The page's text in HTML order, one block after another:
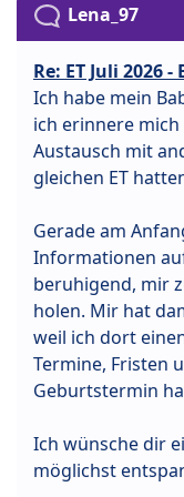
Lena_97
Re: ET Juli 2026
Ich habe mein
ich erinnere
Austausch mit
gleichen ET
Gerade am
Informationen
beruhigend, mir
holen. Mir hat
weil ich dort
Termine, Fristen
Geburtstermin
Ich wünsche dir
möglichst